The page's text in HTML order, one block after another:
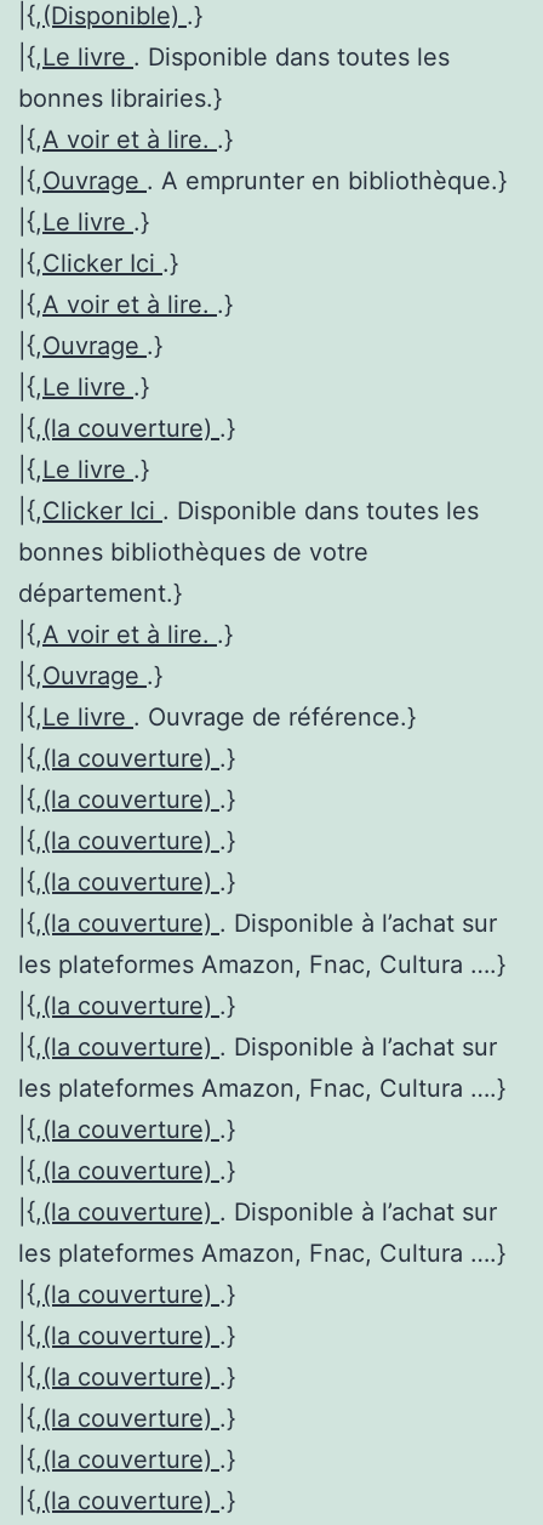
|{,(Disponible) .}
|{,Le livre . Disponible dans toutes les
bonnes librairies.}
|{,A voir et à lire. .}
|{,Ouvrage . A emprunter en bibliothèque.}
|{,Le livre .}
|{,Clicker Ici .}
|{,A voir et à lire. .}
|{,Ouvrage .}
|{,Le livre .}
|{,(la couverture) .}
|{,Le livre .}
|{,Clicker Ici . Disponible dans toutes les
bonnes bibliothèques de votre
département.}
|{,A voir et à lire. .}
|{,Ouvrage .}
|{,Le livre . Ouvrage de référence.}
|{,(la couverture) .}
|{,(la couverture) .}
|{,(la couverture) .}
|{,(la couverture) .}
|{,(la couverture) . Disponible à l’achat sur
les plateformes Amazon, Fnac, Cultura ….}
|{,(la couverture) .}
|{,(la couverture) . Disponible à l’achat sur
les plateformes Amazon, Fnac, Cultura ….}
|{,(la couverture) .}
|{,(la couverture) .}
|{,(la couverture) . Disponible à l’achat sur
les plateformes Amazon, Fnac, Cultura ….}
|{,(la couverture) .}
|{,(la couverture) .}
|{,(la couverture) .}
|{,(la couverture) .}
|{,(la couverture) .}
|{,(la couverture) .}